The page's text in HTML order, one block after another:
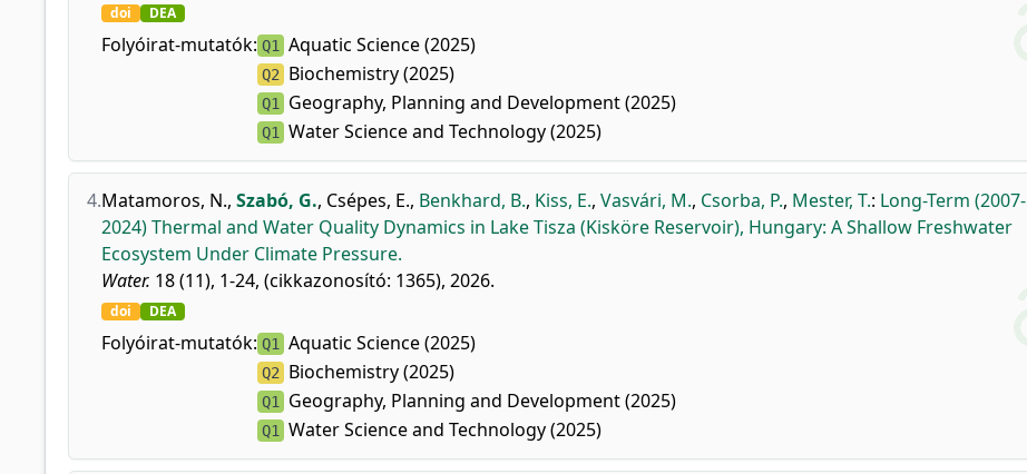
doi DEA
Folyóirat-mutatók: Q1 Aquatic Science (2025)
Q2 Biochemistry (2025)
Q1 Geography, Planning and Development (2025)
Q1 Water Science and Technology (2025)
4.Matamoros, N., Szabó, G., Csépes, E., Benkhard, B., Kiss, E., Vasvári, M., Csorba, P., Mester, T.: Long-Term (2007-
2024) Thermal and Water Quality Dynamics in Lake Tisza (Kisköre Reservoir), Hungary: A Shallow Freshwater
Ecosystem Under Climate Pressure.
Water. 18 (11), 1-24, (cikkazonosító: 1365), 2026.
doi DEA
Folyóirat-mutatók: Q1 Aquatic Science (2025)
Q2 Biochemistry (2025)
Q1 Geography, Planning and Development (2025)
Q1 Water Science and Technology (2025)